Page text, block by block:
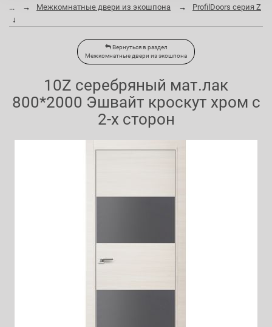
... Межкомнатные двери из экошпона ProfilDoors серия Z
Вернуться в раздел
Межкомнатные двери из экошпона
10Z серебряный мат.лак
800*2000 Эшвайт кроскут хром с
2-х сторон